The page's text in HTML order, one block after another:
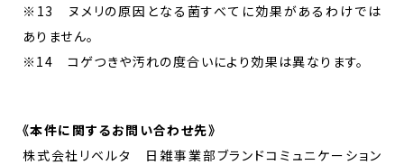
※13 ヌメリの原因となる菌すべてに効果があるわけでは
ありません。
※14 コゲつきや汚れの度合いにより効果は異なります。
《本件に関するお問い合わせ先》
株式会社リベルタ 日雑事業部ブランドコミュニケーション